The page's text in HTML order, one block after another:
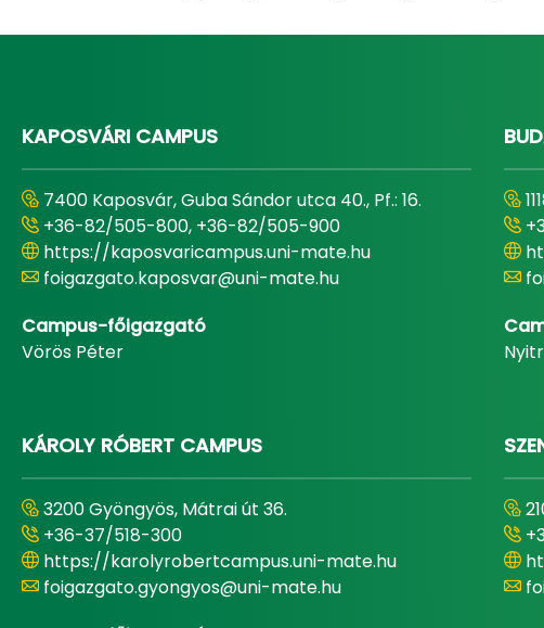
KAPOSVÁRI CAMPUS
7400 Kaposvár, Guba Sándor utca 40., Pf.: 16.
+36-82/505-800, +36-82/505-900
https://kaposvaricampus.uni-mate.hu
foigazgato.kaposvar@uni-mate.hu
Campus-főigazgató
Vörös Péter
KÁROLY RÓBERT CAMPUS
3200 Gyöngyös, Mátrai út 36.
+36-37/518-300
https://karolyrobertcampus.uni-mate.hu
foigazgato.gyongyos@uni-mate.hu